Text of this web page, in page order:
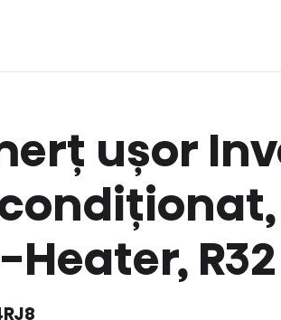
ușor
Heater, R32